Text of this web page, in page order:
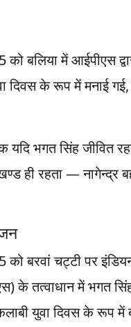
बलिया में आईपीएस
दिवस के रूप में मनाई गई,
यदि भगत सिंह जीवित
ही रहता — नागेन्द्र
बरवां चट्टी पर
के तत्वाधान में भगत
युवा दिवस के रूप में